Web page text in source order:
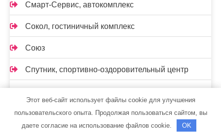
Смарт-Сервис, автокомплекс
Сокол, гостиничный комплекс
Союз
Спутник, спортивно-оздоровительный центр
Старый Двор, сауна
Этот веб-сайт использует файлы cookie для улучшения
пользовательского опыта. Продолжая пользоваться сайтом, вы
даете согласие на использование файлов cookie.
OK